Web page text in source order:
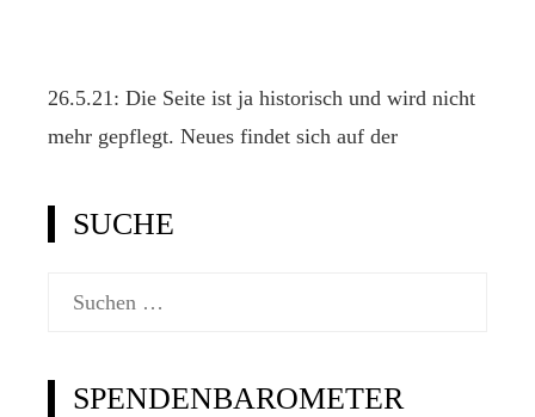
26.5.21: Die Seite ist ja historisch und wird nicht
mehr gepflegt. Neues findet sich auf der
SUCHE
Suchen
SPENDENBAROMETER